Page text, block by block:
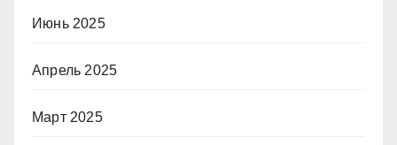
Июнь 2025
Апрель 2025
Март 2025